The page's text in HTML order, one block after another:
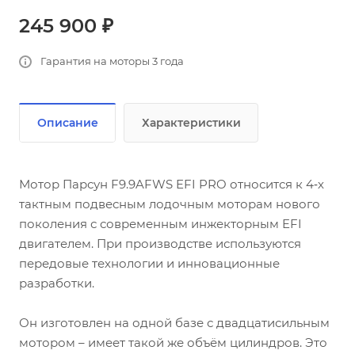
245 900 ₽
Гарантия на моторы 3 года
Описание Характеристики
Мотор Парсун F9.9AFWS EFI PRO относится к 4‑х
тактным подвесным лодочным моторам нового
поколения с современным инжекторным EFI
двигателем. При производстве используются
передовые технологии и инновационные
разработки.
Он изготовлен на одной базе с двадцатисильным
мотором – имеет такой же объём цилиндров. Это